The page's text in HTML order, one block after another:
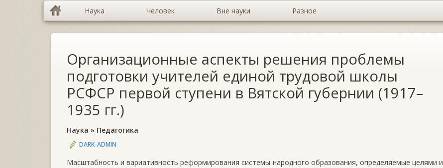
Наука Человек Вне науки Разное
Организационные аспекты решения проблемы
подготовки учителей единой трудовой школы
РСФСР первой ступени в Вятской губернии (1917–
1935 гг.)
Наука » Педагогика
DARK-ADMIN
Масштабность и вариативность реформирования системы народного образования, определяемые целями и